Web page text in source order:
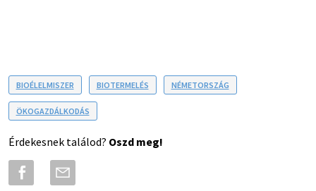
BIOÉLELMISZER BIOTERMELÉS NÉMETORSZÁG
ÖKOGAZDÁLKODÁS
Érdekesnek találod? Oszd meg!